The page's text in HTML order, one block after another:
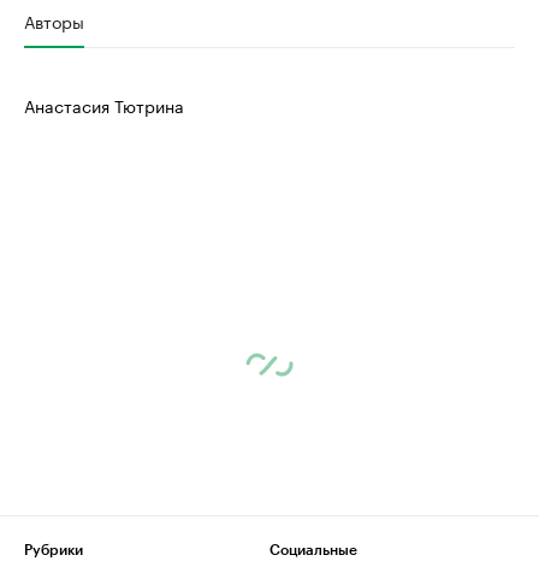
Авторы
Анастасия Тютрина
Рубрики
Социальные